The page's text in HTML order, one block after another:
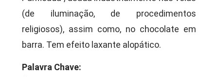
(de iluminação, de procedimentos
religiosos), assim como, no chocolate em
barra. Tem efeito laxante alopático.
Palavra Chave: